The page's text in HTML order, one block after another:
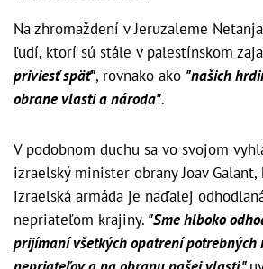
Na zhromaždení v Jeruzaleme
ľudí, ktorí sú stále v palestínskom
priviesť späť", rovnako ako "našich
obrane vlasti a národa".
V podobnom duchu sa vo svojom
izraelský minister obrany Joav
izraelská armáda je naďalej
nepriateľom krajiny. "Sme hlboko
prijímaní všetkých opatrení potrebných